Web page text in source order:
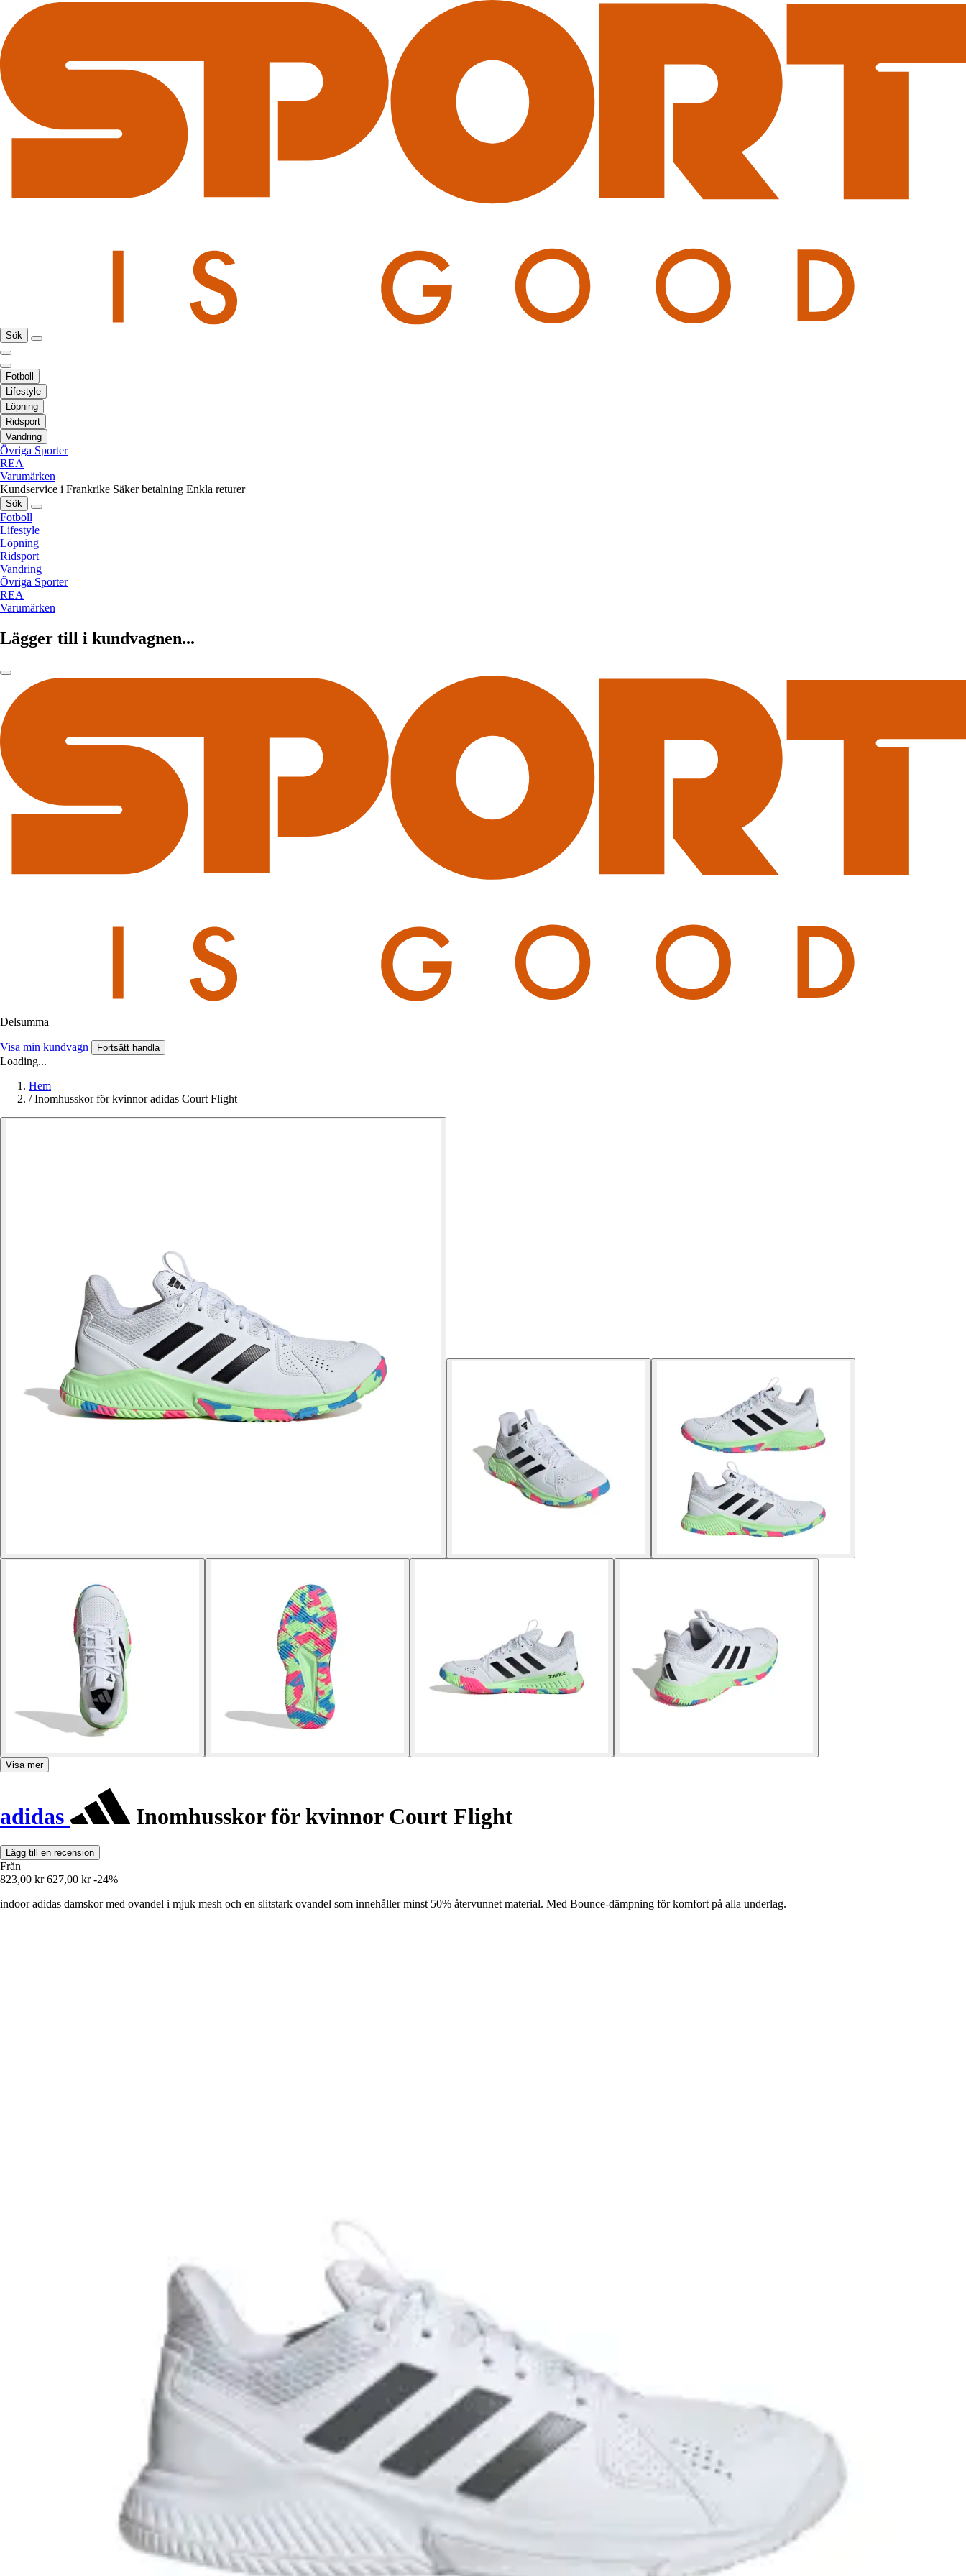
Sök
Fotboll
Lifestyle
Löpning
Ridsport
Vandring
Övriga Sporter
REA
Varumärken
Kundservice i Frankrike Säker betalning Enkla returer
Sök
Fotboll
Lifestyle
Löpning
Ridsport
Vandring
Övriga Sporter
REA
Varumärken
Lägger till i kundvagnen...
Delsumma
Visa min kundvagn Fortsätt handla
Loading...
Hem
/ Inomhusskor för kvinnor adidas Court Flight
Visa mer
adidas Inomhusskor för kvinnor Court Flight
Lägg till en recension
Från
823,00 kr 627,00 kr -24%
indoor adidas damskor med ovandel i mjuk mesh och en slitstark ovandel som innehåller minst 50% återvunnet material. Med Bounce-dämpning för komfort på alla underlag.